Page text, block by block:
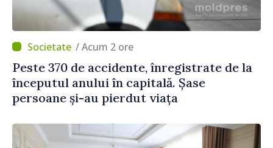
/ Acum 2 ore
Peste 370 de accidente, înregistrate de la
începutul anului în capitală. Șase
persoane și-au pierdut viața